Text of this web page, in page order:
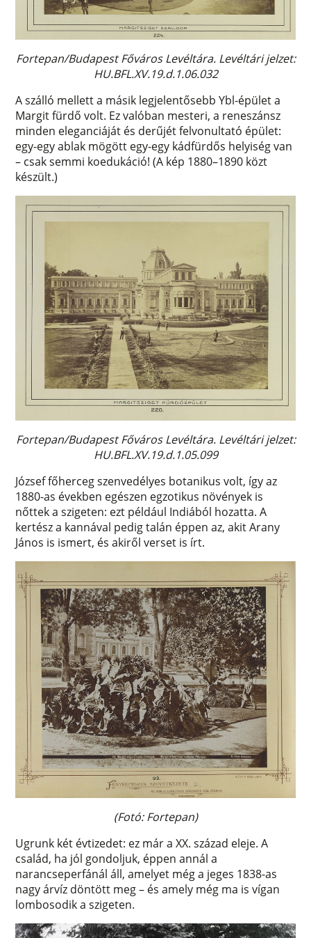
Fortepan/Budapest Főváros Levéltára. Levéltári jelzet:
HU.BFL.XV.19.d.1.06.032
A szálló mellett a másik legjelentősebb Ybl-épület a
Margit fürdő volt. Ez valóban mesteri, a reneszánsz
minden eleganciáját és derűjét felvonultató épület:
egy-egy ablak mögött egy-egy kádfürdős helyiség van
– csak semmi koedukáció! (A kép 1880–1890 közt
készült.)
Fortepan/Budapest Főváros Levéltára. Levéltári jelzet:
HU.BFL.XV.19.d.1.05.099
József főherceg szenvedélyes botanikus volt, így az
1880-as években egészen egzotikus növények is
nőttek a szigeten: ezt például Indiából hozatta. A
kertész a kannával pedig talán éppen az, akit Arany
János is ismert, és akiről verset is írt.
(Fotó: Fortepan)
Ugrunk két évtizedet: ez már a XX. század eleje. A
család, ha jól gondoljuk, éppen annál a
narancseperfánál áll, amelyet még a jeges 1838-as
nagy árvíz döntött meg – és amely még ma is vígan
lombosodik a szigeten.